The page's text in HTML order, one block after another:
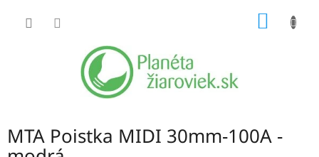
MTA Poistka MIDI 30mm-100A -